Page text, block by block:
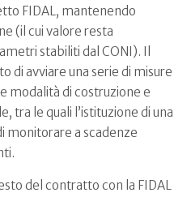
FIDAL, mantenendo
(il cui valore resta
stabiliti dal CONI). Il
di avviare una serie di misure
modalità di costruzione e
tra le quali l’istituzione di una
monitorare a scadenze
del contratto con la FIDAL